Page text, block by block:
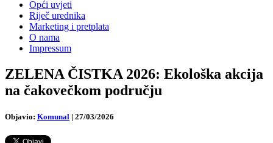
Opći uvjeti
Riječ urednika
Marketing i pretplata
O nama
Impressum
ZELENA ČISTKA 2026: Ekološka akcija
na čakovečkom području
Objavio: Komunal | 27/03/2026